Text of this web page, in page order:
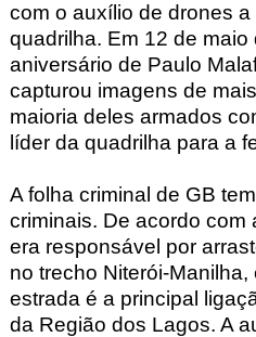
com o auxílio de drones
quadrilha. Em 12 de
aniversário de Paulo
capturou imagens de
maioria deles armados
líder da quadrilha para a
A folha criminal de GB
criminais. De acordo com
era responsável por
no trecho Niterói-
estrada é a principal
da Região dos Lagos. A